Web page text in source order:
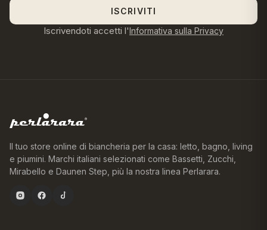
ISCRIVITI
Iscrivendoti accetti l'Informativa sulla Privacy
Il tuo store online di biancheria per la casa: letto, bagno, living
e piumini. Marchi italiani selezionati come Bassetti, Zucchi,
Mirabello e Daunen Step, più la nostra linea Perlarara.